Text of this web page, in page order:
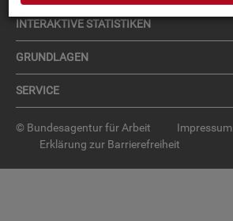
IN­TER­AK­TI­VE STA­TIS­TI­KEN
GRUND­LA­GEN
SER­VICE
© Bundesagentur für Arbeit Impressum
Erklärung zur Barrierefreiheit